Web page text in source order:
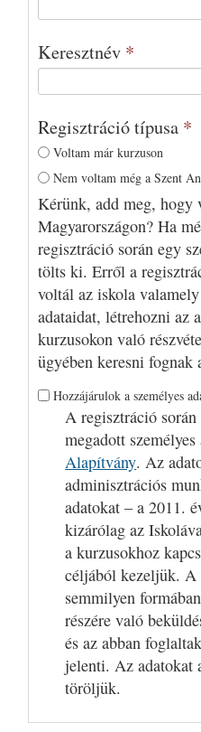
Keresztnév *
Regisztráció típusa *
Voltam már kurzuson
Nem voltam még a Szent
Kérünk, add meg, hogy
Magyarországon? Ha
regisztráció során egy
tölts ki. Erről a
voltál az iskola
adataidat, létrehozni az
kurzusokon való
ügyében keresni fognak
Hozzájárulok a személyes
A regisztráció
megadott
Alapítvány. Az
adminisztrációs
adatokat – a 2011.
kizárólag az
a kurzusokhoz
céljából kezeljük. A
semmilyen
részére való
és az abban
jelenti. Az adatokat
töröljük.